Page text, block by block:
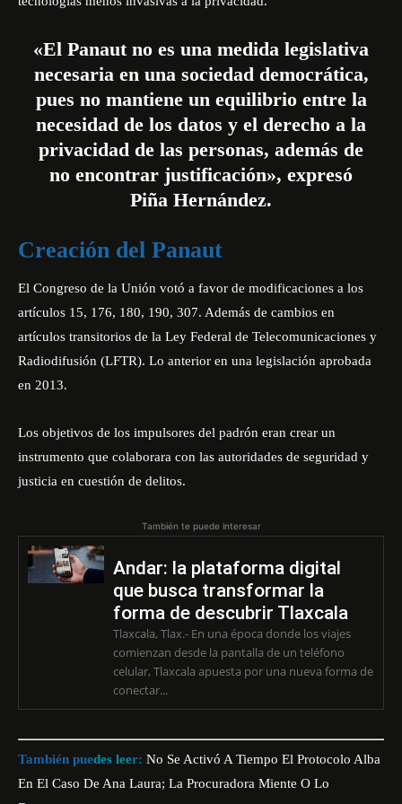
«El Panaut no es una medida legislativa
necesaria en una sociedad democrática,
pues no mantiene un equilibrio entre la
necesidad de los datos y el derecho a la
privacidad de las personas, además de
no encontrar justificación», expresó
Piña Hernández.
Creación del Panaut
El Congreso de la Unión votó a favor de modificaciones a los
artículos 15, 176, 180, 190, 307. Además de cambios en
artículos transitorios de la Ley Federal de Telecomunicaciones y
Radiodifusión (LFTR). Lo anterior en una legislación aprobada
en 2013.
Los objetivos de los impulsores del padrón eran crear un
instrumento que colaborara con las autoridades de seguridad y
justicia en cuestión de delitos.
También te puede interesar
Andar: la plataforma digital
que busca transformar la
forma de descubrir Tlaxcala
Tlaxcala, Tlax.- En una época donde los viajes
comienzan desde la pantalla de un teléfono
celular, Tlaxcala apuesta por una nueva forma de
conectar...
También puedes leer: No Se Activó A Tiempo El Protocolo Alba
En El Caso De Ana Laura; La Procuradora Miente O Lo